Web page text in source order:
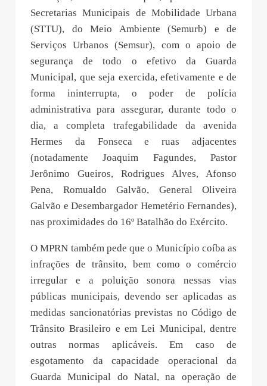
Secretarias Municipais de Mobilidade Urbana
(STTU), do Meio Ambiente (Semurb) e de
Serviços Urbanos (Semsur), com o apoio de
segurança de todo o efetivo da Guarda
Municipal, que seja exercida, efetivamente e de
forma ininterrupta, o poder de polícia
administrativa para assegurar, durante todo o
dia, a completa trafegabilidade da avenida
Hermes da Fonseca e ruas adjacentes
(notadamente Joaquim Fagundes, Pastor
Jerônimo Gueiros, Rodrigues Alves, Afonso
Pena, Romualdo Galvão, General Oliveira
Galvão e Desembargador Hemetério Fernandes),
nas proximidades do 16º Batalhão do Exército.
O MPRN também pede que o Município coíba as
infrações de trânsito, bem como o comércio
irregular e a poluição sonora nessas vias
públicas municipais, devendo ser aplicadas as
medidas sancionatórias previstas no Código de
Trânsito Brasileiro e em Lei Municipal, dentre
outras normas aplicáveis. Em caso de
esgotamento da capacidade operacional da
Guarda Municipal do Natal, na operação de